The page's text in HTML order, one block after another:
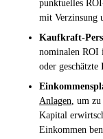
punktuelles
mit Verzinsung
Kaufkraft-
nominalen ROI
oder
Anlagen , um
Kapital
Einkommen